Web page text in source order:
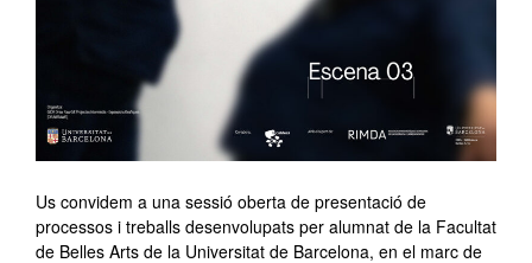
Us convidem a una sessió oberta de presentació de
processos i treballs desenvolupats per alumnat de la Facultat
de Belles Arts de la Universitat de Barcelona, en el marc de